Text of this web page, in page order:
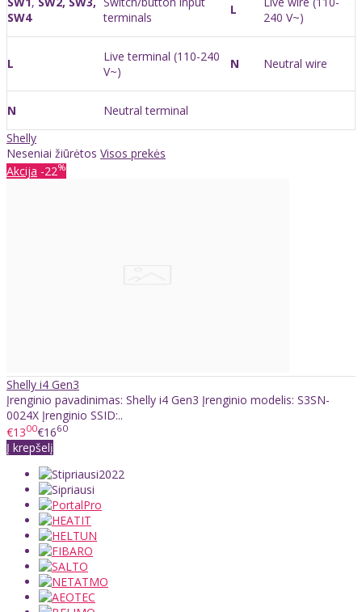
SW4
terminals
L
240 V~)
L
Live terminal (110-240
V~)
N Neutral wire
N
Neutral terminal
Shelly
Neseniai žiūrėtos Visos prekės
Akcija -22%
Shelly i4 Gen3
Įrenginio pavadinimas: Shelly i4 Gen3 Įrenginio modelis: S3SN-
0024X Įrenginio SSID:..
€1300€1660
Į krepšelį